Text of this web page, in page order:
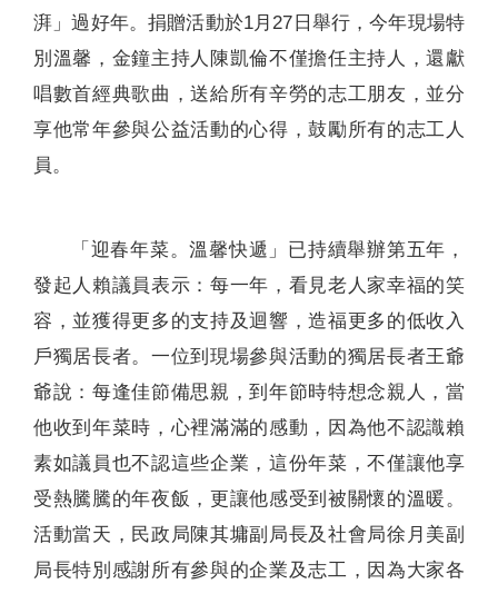
湃」過好年。捐贈活動於1月27日舉行，今年現場特
別溫馨，金鐘主持人陳凱倫不僅擔任主持人，還獻
唱數首經典歌曲，送給所有辛勞的志工朋友，並分
享他常年參與公益活動的心得，鼓勵所有的志工人
員。
「迎春年菜。溫馨快遞」已持續舉辦第五年，
發起人賴議員表示：每一年，看見老人家幸福的笑
容，並獲得更多的支持及迴響，造福更多的低收入
戶獨居長者。一位到現場參與活動的獨居長者王爺
爺說：每逢佳節備思親，到年節時特想念親人，當
他收到年菜時，心裡滿滿的感動，因為他不認識賴
素如議員也不認這些企業，這份年菜，不僅讓他享
受熱騰騰的年夜飯，更讓他感受到被關懷的溫暖。
活動當天，民政局陳其墉副局長及社會局徐月美副
局長特別感謝所有參與的企業及志工，因為大家各